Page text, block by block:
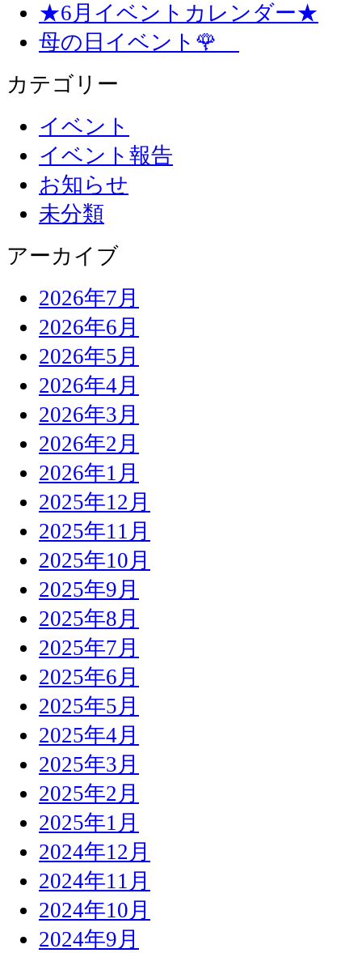
★6月イベントカレンダー★
母の日イベント🌹
カテゴリー
イベント
イベント報告
お知らせ
未分類
アーカイブ
2026年7月
2026年6月
2026年5月
2026年4月
2026年3月
2026年2月
2026年1月
2025年12月
2025年11月
2025年10月
2025年9月
2025年8月
2025年7月
2025年6月
2025年5月
2025年4月
2025年3月
2025年2月
2025年1月
2024年12月
2024年11月
2024年10月
2024年9月